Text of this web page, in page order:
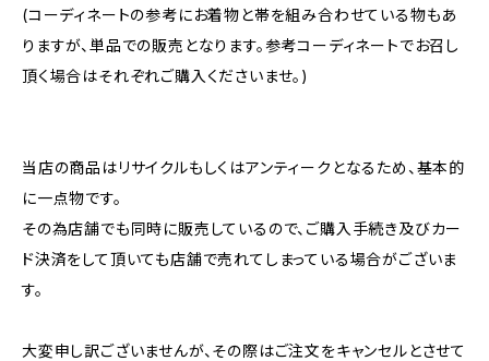
(コーディネートの参考にお着物と帯を組み合わせている物もあ
りますが、単品での販売となります。参考コーディネートでお召し
頂く場合はそれぞれご購入くださいませ。)
当店の商品はリサイクルもしくはアンティークとなるため、基本的
に一点物です。
その為店舗でも同時に販売しているので、ご購入手続き及びカー
ド決済をして頂いても店舗で売れてしまっている場合がございま
す。
大変申し訳ございませんが、その際はご注文をキャンセルとさせて